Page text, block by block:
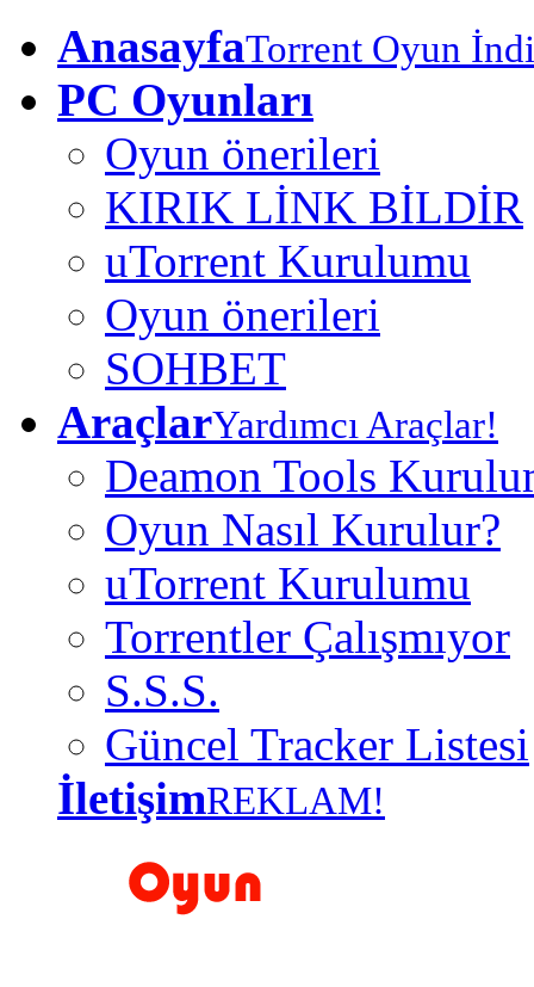
AnasayfaTorrent Oyun
PC Oyunları
Oyun önerileri
KIRIK LİNK BİLDİR
uTorrent Kurulumu
Oyun önerileri
SOHBET
AraçlarYardımcı Araçlar!
Deamon Tools
Oyun Nasıl Kurulur?
uTorrent Kurulumu
Torrentler Çalışmıyor
S.S.S.
Güncel Tracker Listesi
İletişimREKLAM!